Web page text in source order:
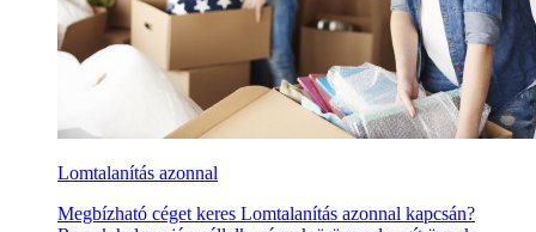
Lomtalanítás azonnal
Megbízható céget keres Lomtalanítás azonnal kapcsán?